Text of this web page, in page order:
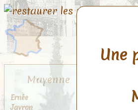
Mayenne
Ernée
Javron
Une